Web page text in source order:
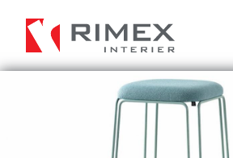
hlavnímu
obsahu